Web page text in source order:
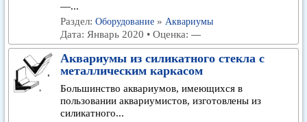
—...
Раздел: Оборудование » Аквариумы
Дата: Январь 2020 • Оценка: —
Аквариумы из силикатного стекла с
металлическим каркасом
Большинство аквариумов, имеющихся в
пользовании аквариумистов, изготовлены из
силикатного...